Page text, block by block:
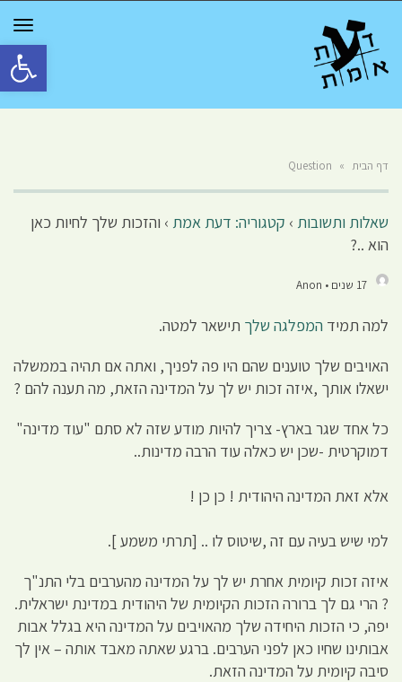
פתח
דף הבית »
Question
שאלות ותשובות › קטגוריה: דעת אמת › והזכות שלך לחיות כאן
הוא ..?
17 שנים • Anon
למה תמיד המפלגה שלך תישאר למטה.
האויבים שלך טוענים שהם היו פה לפניך, ואתה אם תהיה בממשלה
ישאלו אותך ,איזה זכות יש לך על המדינה הזאת, מה תענה להם ?
כל אחד שגר בארץ- צריך להיות מודע שזה לא סתם "עוד מדינה"
דמוקרטית -שכן יש כאלה עוד הרבה מדינות..
אלא זאת המדינה היהודית ! כן כן !
למי שיש בעיה עם זה ,שיטוס לו .. [תרתי משמע ].
איזה זכות קיומית אחרת יש לך על המדינה מהערבים בלי התנ"ך
? הרי גם לך ברורה הזכות הקיומית של היהודית במדינת ישראלית.
יפה, כי הזכות היחידה שלך מהאויבים על המדינה היא בגלל אבות
אבותינו שחיו כאן לפני הערבים. ברגע שאתה מאבד אותה – אין לך
סיבה קיומית על המדינה הזאת.